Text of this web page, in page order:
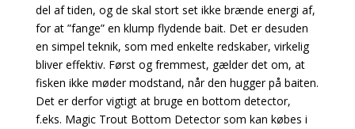
del af tiden, og de skal stort set ikke brænde energi af,
for at ”fange” en klump flydende bait. Det er desuden
en simpel teknik, som med enkelte redskaber, virkelig
bliver effektiv. Først og fremmest, gælder det om, at
fisken ikke møder modstand, når den hugger på baiten.
Det er derfor vigtigt at bruge en bottom detector,
f.eks. Magic Trout Bottom Detector som kan købes i